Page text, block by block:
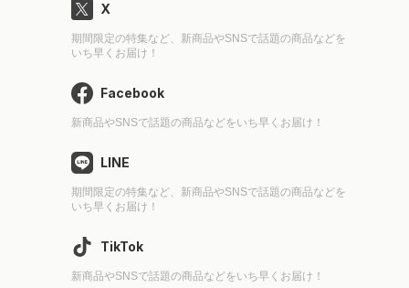
X
期間限定の特集など、新商品やSNSで話題の商品などを
いち早くお届け！
Facebook
新商品やSNSで話題の商品などをいち早くお届け！
LINE
期間限定の特集など、新商品やSNSで話題の商品などを
いち早くお届け！
TikTok
新商品やSNSで話題の商品などをいち早くお届け！